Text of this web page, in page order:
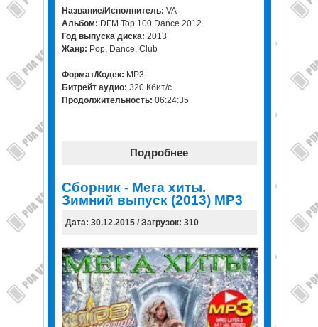
Название/Исполнитель: VA
Альбом: DFM Top 100 Dance 2012
Год выпуска диска: 2013
Жанр: Pop, Dance, Club
Формат/Кодек: MP3
Битрейт аудио: 320 Кбит/c
Продолжительность: 06:24:35
Подробнее
Сборник - Мега хиты.
Зимний выпуск (2013) МР3
Дата: 30.12.2015 / Загрузок: 310